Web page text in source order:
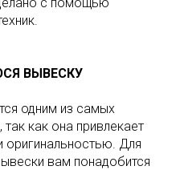
ВЫВЕСКУ
одним из самых
как она привлекает
оригинальностью. Для
вам понадобится